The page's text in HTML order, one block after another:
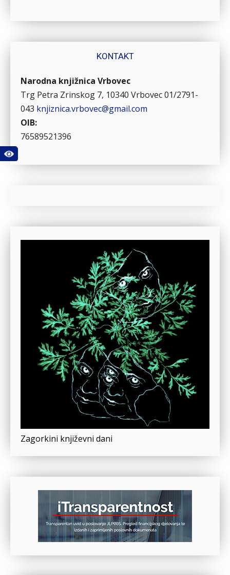
KONTAKT
Narodna knjižnica Vrbovec
Trg Petra Zrinskog 7, 10340 Vrbovec01/2791-
043 knjiznica.vrbovec@gmail.com
OIB:
76589521396
Zagorkini književni dani